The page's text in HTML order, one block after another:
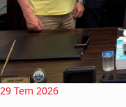
29 Tem 2026